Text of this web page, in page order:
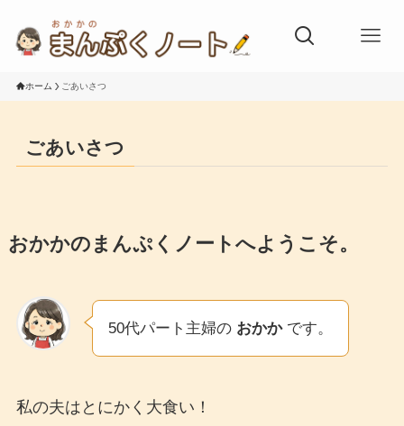
ホーム ごあいさつ
ごあいさつ
おかかのまんぷくノートへようこそ。
50代パート主婦の おかかです。
私の夫はとにかく大食い！